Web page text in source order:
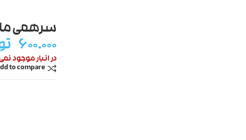
سرهمی
۶۰۰.۰۰۰
در انبار موجود
to compare